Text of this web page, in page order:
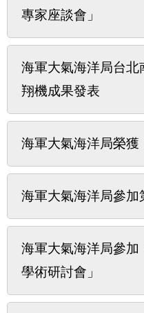
專家座談會」
海軍大氣海洋局台
翔機成果發表
海軍大氣海洋局榮獲
海軍大氣海洋局參
海軍大氣海洋局參
學術研討會」